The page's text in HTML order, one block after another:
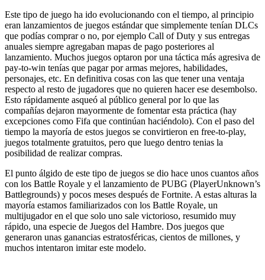
Este tipo de juego ha ido evolucionando con el tiempo, al principio
eran lanzamientos de juegos estándar que simplemente tenían DLCs
que podías comprar o no, por ejemplo Call of Duty y sus entregas
anuales siempre agregaban mapas de pago posteriores al
lanzamiento. Muchos juegos optaron por una táctica más agresiva de
pay-to-win tenías que pagar por armas mejores, habilidades,
personajes, etc. En definitiva cosas con las que tener una ventaja
respecto al resto de jugadores que no quieren hacer ese desembolso.
Esto rápidamente asqueó al público general por lo que las
compañías dejaron mayormente de fomentar esta práctica (hay
excepciones como Fifa que continúan haciéndolo). Con el paso del
tiempo la mayoría de estos juegos se convirtieron en free-to-play,
juegos totalmente gratuitos, pero que luego dentro tenias la
posibilidad de realizar compras.
El punto álgido de este tipo de juegos se dio hace unos cuantos años
con los Battle Royale y el lanzamiento de PUBG (PlayerUnknown’s
Battlegrounds) y pocos meses después de Fortnite. A estas alturas la
mayoría estamos familiarizados con los Battle Royale, un
multijugador en el que solo uno sale victorioso, resumido muy
rápido, una especie de Juegos del Hambre. Dos juegos que
generaron unas ganancias estratosféricas, cientos de millones, y
muchos intentaron imitar este modelo.